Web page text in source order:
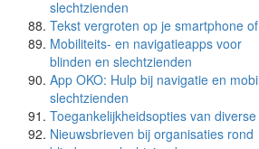
slechtzienden
Tekst vergroten op je smartphone
Mobiliteits- en navigatieapps voor
blinden en slechtzienden
App OKO: Hulp bij navigatie en
slechtzienden
Toegankelijkheidsopties van
Nieuwsbrieven bij organisaties rond